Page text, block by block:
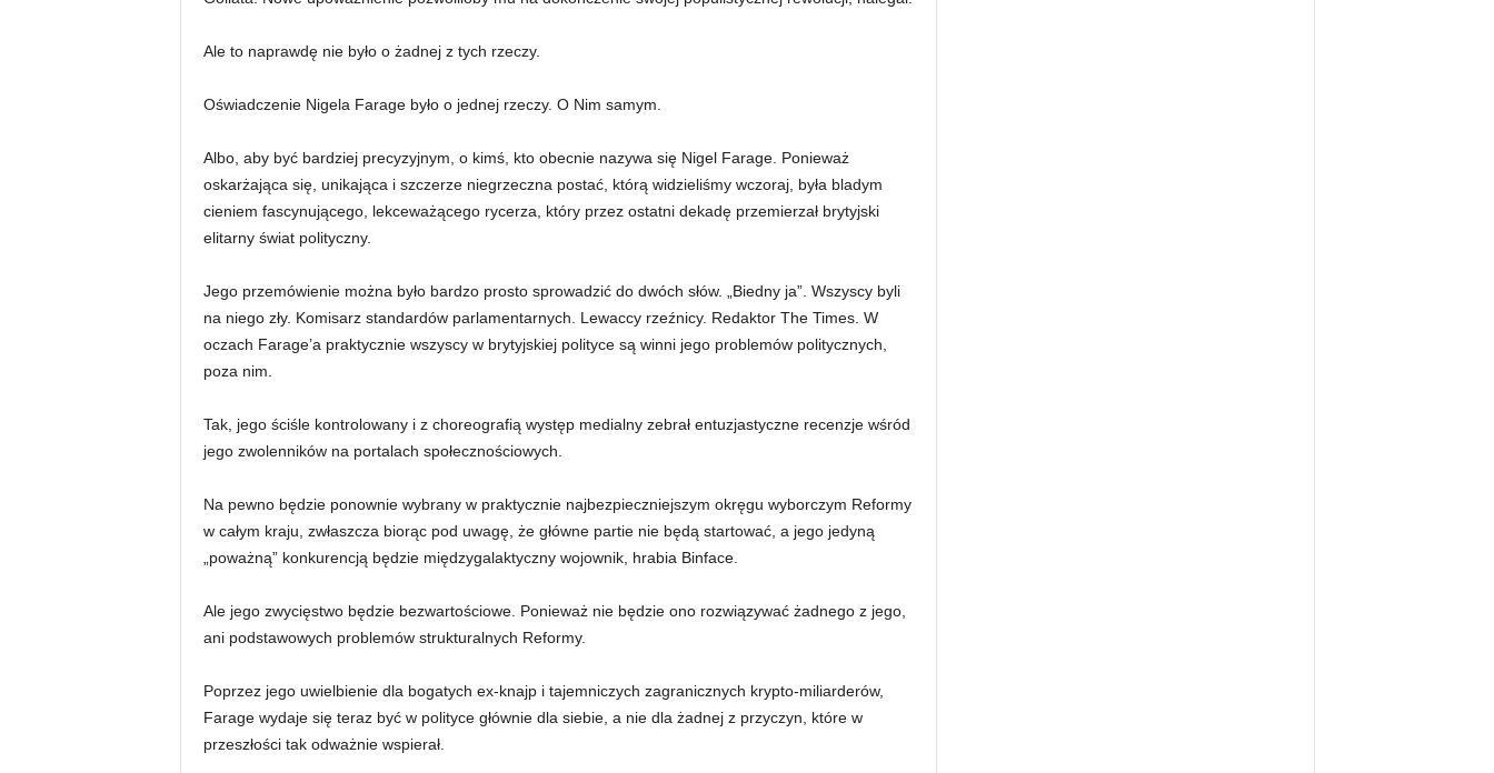
Ale to naprawdę nie było o żadnej z tych rzeczy.
Oświadczenie Nigela Farage było o jednej rzeczy. O Nim samym.
Albo, aby być bardziej precyzyjnym, o kimś, kto obecnie nazywa się Nigel Farage. Ponieważ
oskarżająca się, unikająca i szczerze niegrzeczna postać, którą widzieliśmy wczoraj, była bladym
cieniem fascynującego, lekceważącego rycerza, który przez ostatni dekadę przemierzał brytyjski
elitarny świat polityczny.
Jego przemówienie można było bardzo prosto sprowadzić do dwóch słów. „Biedny ja”. Wszyscy byli
na niego zły. Komisarz standardów parlamentarnych. Lewaccy rzeźnicy. Redaktor The Times. W
oczach Farage’a praktycznie wszyscy w brytyjskiej polityce są winni jego problemów politycznych,
poza nim.
Tak, jego ściśle kontrolowany i z choreografią występ medialny zebrał entuzjastyczne recenzje wśród
jego zwolenników na portalach społecznościowych.
Na pewno będzie ponownie wybrany w praktycznie najbezpieczniejszym okręgu wyborczym Reformy
w całym kraju, zwłaszcza biorąc pod uwagę, że główne partie nie będą startować, a jego jedyną
„poważną” konkurencją będzie międzygalaktyczny wojownik, hrabia Binface.
Ale jego zwycięstwo będzie bezwartościowe. Ponieważ nie będzie ono rozwiązywać żadnego z jego,
ani podstawowych problemów strukturalnych Reformy.
Poprzez jego uwielbienie dla bogatych ex-knajp i tajemniczych zagranicznych krypto-miliarderów,
Farage wydaje się teraz być w polityce głównie dla siebie, a nie dla żadnej z przyczyn, które w
przeszłości tak odważnie wspierał.